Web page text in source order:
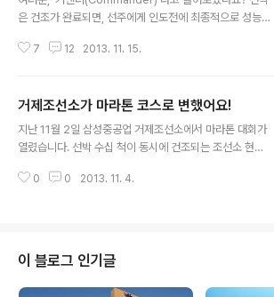
은 건조가 완료되면, 선주에게 인도전에 최종적으로 성능
미팅, 각종 검사 진행 및 승선 인원 관리, 그리고 사고 발생
금증을 풀어드리려고 해요. 자, 삼성중공업 사내기자 이영
진 기선이 해상시운전을 떠난 커맨더의 일과를 소개합니
다! 지금부터 만나보시죠~ 화창한 가을 하늘 아래 LNG선
올라와 출항을 구경하고 있답니다. 참고로 LNG선은 'Sea
7 12 2013. 11. 15.
거제조선소가 마라톤 코스로 변했어요!
지난 11월 2일 삼성중공업 거제조선소에서 마라톤 대회가
열렸습니다. 선박 수십 척이 동시에 건조되는 조선소 현장
를 맞은 이번 대회에는 거제조선소 임직원과 가족 3,347
요. 세 코스 모두 LNG선과 드릴십 등 다양한 선박과 해양
플랜트 건조 현상을 지나도록 짜여졌습니다. 물론 각 종목
은 거제조선소의 운동장을 기준으로 조선소 내부를 돌아
0 0 2013. 11. 4.
이 블로그 인기글